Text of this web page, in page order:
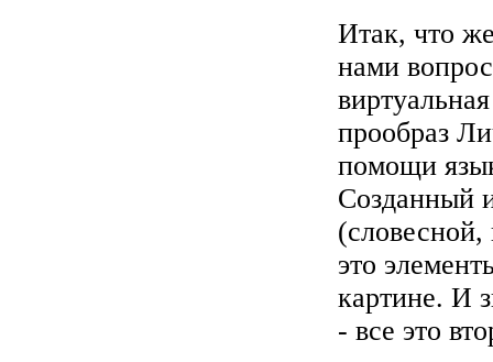
Итак, что
нами
прообраз
помощи
Созданный
(словесной,
это
картине. И
- все это